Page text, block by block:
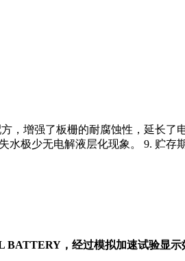
，增强了板栅的耐腐蚀性，延长了
极少无电解液层化现象。 9. 贮存
，经过模拟加速试验显示